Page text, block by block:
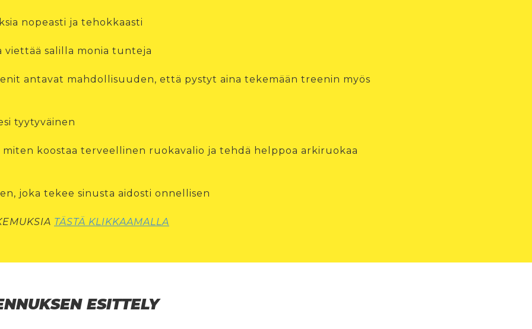
nopeasti ja tehokkaasti
viettää salilla monia tunteja
antavat mahdollisuuden, että pystyt aina tekemään treenin myös
tyytyväinen
koostaa terveellinen ruokavalio ja tehdä helppoa arkiruokaa
joka tekee sinusta aidosti onnellisen
TÄSTÄ KLIKKAAMALLA
ESITTELY